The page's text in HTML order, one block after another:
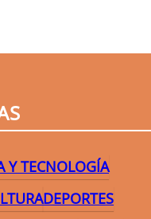
Y TECNOLOGÍA
DEPORTES